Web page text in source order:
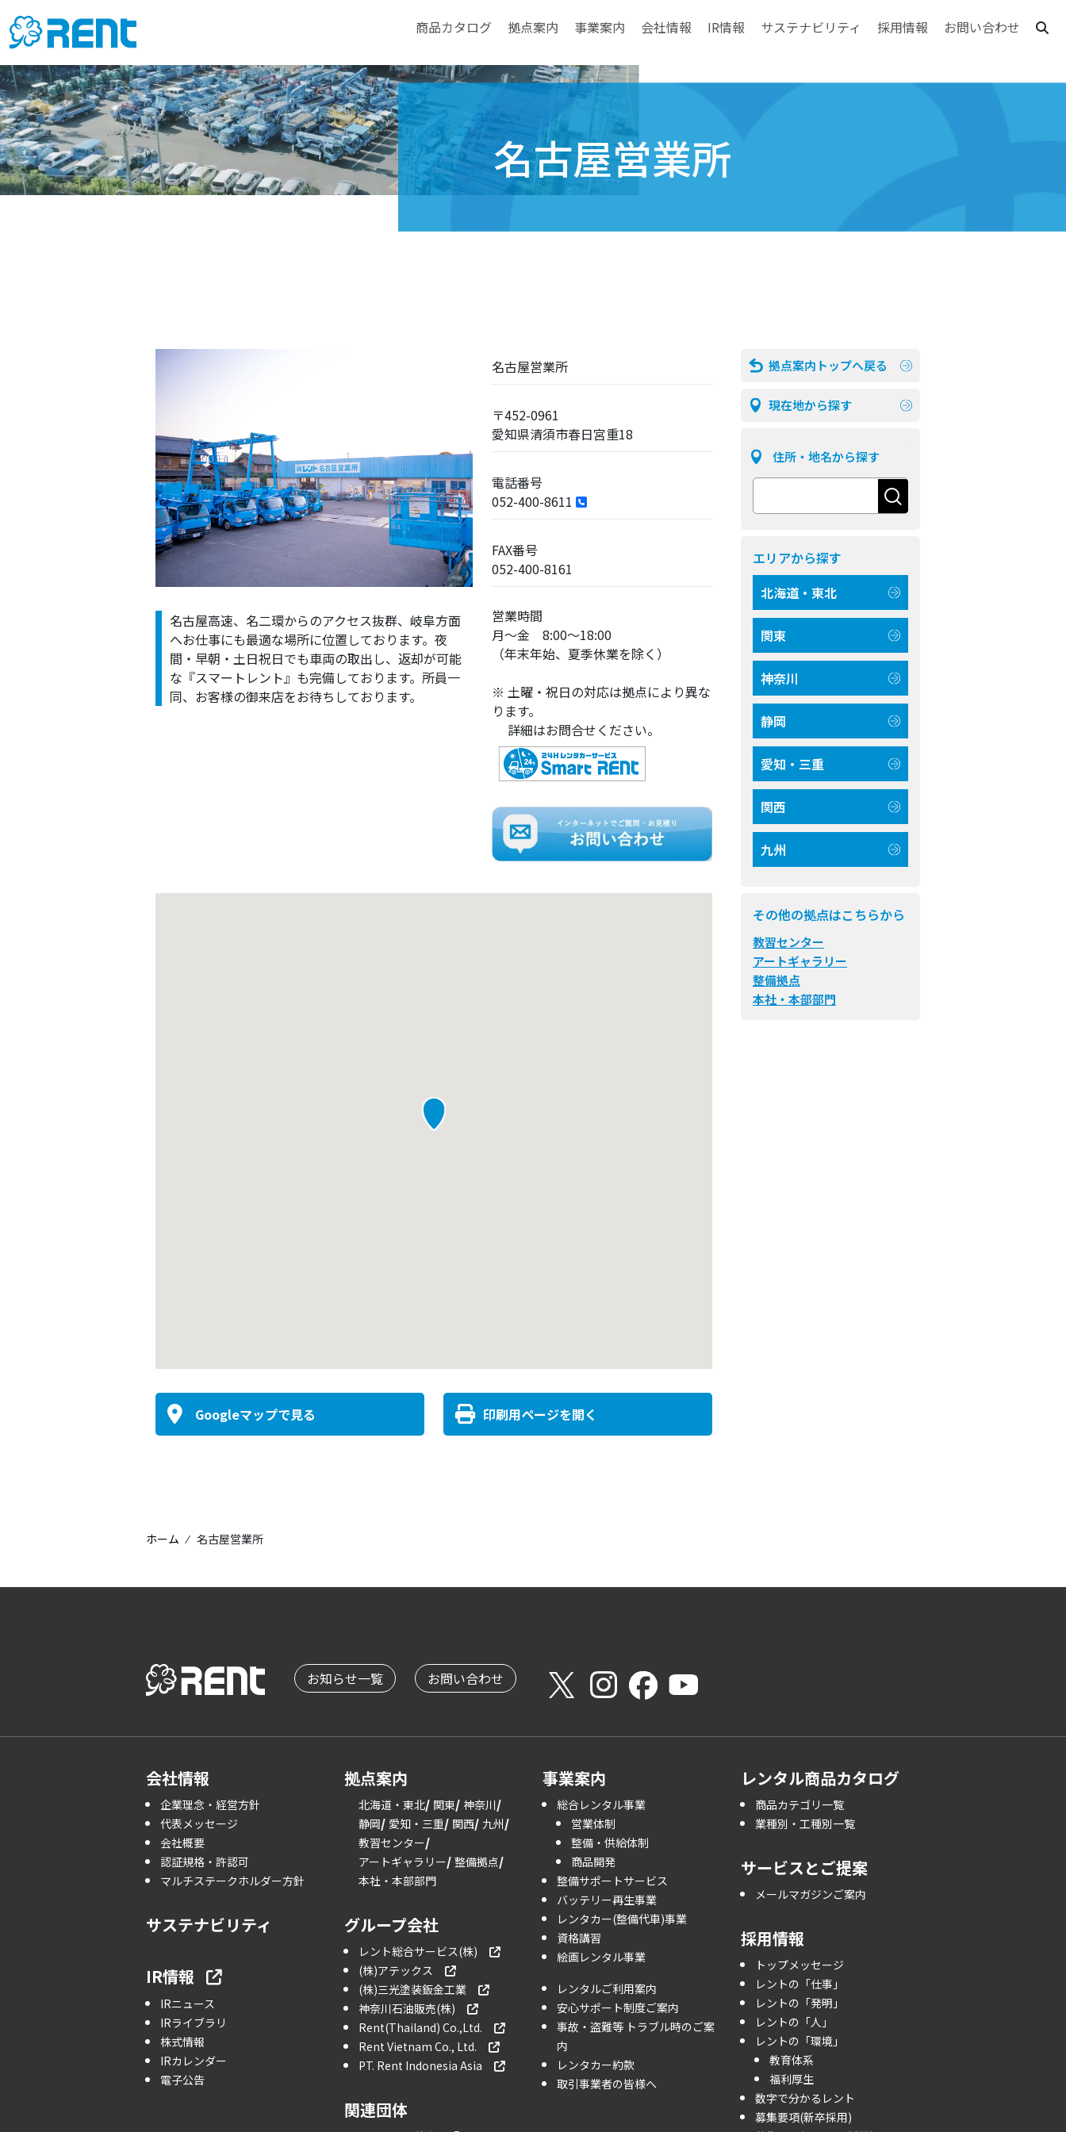
商品カタログ 拠点案内 事業案内 会社情報 IR情報 サステナビリティ 採用情報 お問い合わせ
名古屋営業所
名古屋高速、名二環からのアクセス抜群、岐阜方面
へお仕事にも最適な場所に位置しております。夜
間・早朝・土日祝日でも車両の取出し、返却が可能
な『スマートレント』も完備しております。所員一
同、お客様の御来店をお待ちしております。
名古屋営業所
〒452-0961
愛知県清須市春日宮重18
電話番号
052-400-8611
FAX番号
052-400-8161
営業時間
月～金 8:00～18:00
（年末年始、夏季休業を除く）
※ 土曜・祝日の対応は拠点により異な
ります。
詳細はお問合せください。
Googleマップで見る 印刷用ページを開く
拠点案内トップへ戻る
現在地から探す
住所・地名から探す
エリアから探す
北海道・東北
関東
神奈川
静岡
愛知・三重
関西
九州
その他の拠点はこちらから
教習センター
アートギャラリー
整備拠点
本社・本部部門
ホーム ⁄ 名古屋営業所
お知らせ一覧 お問い合わせ
会社情報
企業理念・経営方針
代表メッセージ
会社概要
認証規格・許認可
マルチステークホルダー方針
サステナビリティ
IR情報
IRニュース
IRライブラリ
株式情報
IRカレンダー
電子公告
拠点案内
北海道・東北 関東 神奈川
静岡 愛知・三重 関西 九州
教習センター
アートギャラリー 整備拠点
本社・本部部門
グループ会社
レント総合サービス(株)
(株)アテックス
(株)三光塗装鈑金工業
神奈川石油販売(株)
Rent(Thailand) Co.,Ltd.
Rent Vietnam Co., Ltd.
PT. Rent Indonesia Asia
関連団体
事業案内
総合レンタル事業
営業体制
整備・供給体制
商品開発
整備サポートサービス
バッテリー再生事業
レンタカー(整備代車)事業
資格講習
絵画レンタル事業
レンタルご利用案内
安心サポート制度ご案内
事故・盗難等 トラブル時のご案
内
レンタカー約款
取引事業者の皆様へ
レンタル商品カタログ
商品カテゴリ一覧
業種別・工種別一覧
サービスとご提案
メールマガジンご案内
採用情報
トップメッセージ
レントの「仕事」
レントの「発明」
レントの「人」
レントの「環境」
教育体系
福利厚生
数字で分かるレント
募集要項(新卒採用)